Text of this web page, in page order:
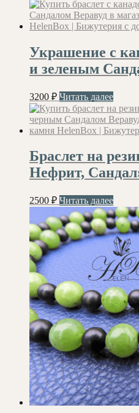
Украшение с
и зеленым
3200 ₽ Читать далее
Браслет на
Нефрит,
2500 ₽ Читать далее